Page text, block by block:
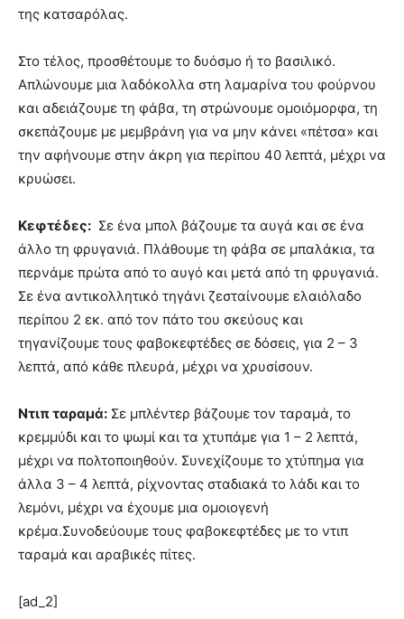
της κατσαρόλας.
Στο τέλος, προσθέτουμε το δυόσμο ή το βασιλικό.
Απλώνουμε μια λαδόκολλα στη λαμαρίνα του φούρνου
και αδειάζουμε τη φάβα, τη στρώνουμε ομοιόμορφα, τη
σκεπάζουμε με μεμβράνη για να μην κάνει «πέτσα» και
την αφήνουμε στην άκρη για περίπου 40 λεπτά, μέχρι να
κρυώσει.
Κεφτέδες: Σε ένα μπολ βάζουμε τα αυγά και σε ένα
άλλο τη φρυγανιά. Πλάθουμε τη φάβα σε μπαλάκια, τα
περνάμε πρώτα από το αυγό και μετά από τη φρυγανιά.
Σε ένα αντικολλητικό τηγάνι ζεσταίνουμε ελαιόλαδο
περίπου 2 εκ. από τον πάτο του σκεύους και
τηγανίζουμε τους φαβοκεφτέδες σε δόσεις, για 2 – 3
λεπτά, από κάθε πλευρά, μέχρι να χρυσίσουν.
Ντιπ ταραμά: Σε μπλέντερ βάζουμε τον ταραμά, το
κρεμμύδι και το ψωμί και τα χτυπάμε για 1 – 2 λεπτά,
μέχρι να πολτοποιηθούν. Συνεχίζουμε το χτύπημα για
άλλα 3 – 4 λεπτά, ρίχνοντας σταδιακά το λάδι και το
λεμόνι, μέχρι να έχουμε μια ομοιογενή
κρέμα.Συνοδεύουμε τους φαβοκεφτέδες με το ντιπ
ταραμά και αραβικές πίτες.
[ad_2]